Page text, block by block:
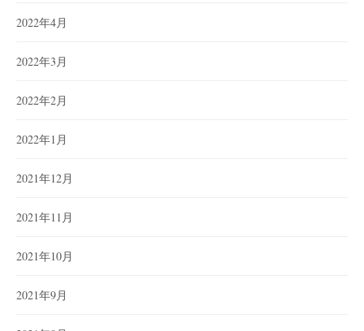
2022年4月
2022年3月
2022年2月
2022年1月
2021年12月
2021年11月
2021年10月
2021年9月